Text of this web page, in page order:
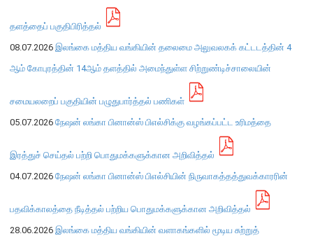
பிரதேச அலுவலகங்கள்
நூலகம் மற்றும் தகவல் நிலையம்
வங்கித்தொழில் கற்கைகளுக்கான நிலையம்
பொருளாதார வரலாற்று அரும்பொருட் காட்சிச் சாலை
எக்ஸ்டர் அறிக்கை
தளத்தைப் பகுதிபிரித்தல்
08.07.2026 இலங்கை மத்திய வங்கியின் தலைமை அலுவலகக் கட்டடத்தின் 4
ஆம் கோபுரத்தின் 14ஆம் தளத்தில் அமைந்துள்ள சிற்றுண்டிச்சாலையின்
சமையலறைப் பகுதியின் பழுதுபார்த்தல் பணிகள்
05.07.2026 நேஷன் லங்கா பினான்ஸ் பிஎல்சிக்கு வழங்கப்பட்ட உரிமத்தை
இரத்துச் செய்தல் பற்றி பொதுமக்களுக்கான அறிவித்தல்
04.07.2026 நேஷன் லங்கா பினான்ஸ் பிஎல்சியின் நிருவாகத்தத்துவக்காரரின்
பதவிக்காலத்தை நீடித்தல் பற்றிய பொதுமக்களுக்கான அறிவித்தல்
28.06.2026 இலங்கை மத்திய வங்கியின் வளாகங்களில் மூடிய சுற்றுத்